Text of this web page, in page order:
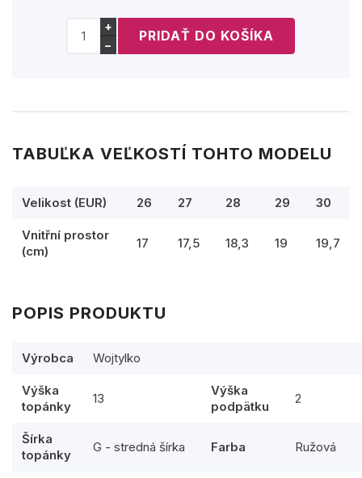
+
−
TABUĽKA VEĽKOSTÍ TOHTO MODELU
Velikost (EUR) 26 27 28 29 30
Vnitřní prostor
(cm)
17 17,5 18,3 19 19,7
POPIS PRODUKTU
Výrobca Wojtylko
Výška
topánky
13
Výška
podpätku
2
Šírka
topánky
G - stredná šírka Farba Ružová